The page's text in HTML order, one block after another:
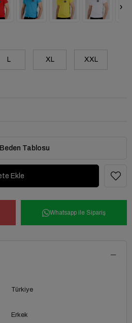
›
L XL XXL
Beden Tablosu
Whatsapp ile Sipariş
Türkiye
Erkek